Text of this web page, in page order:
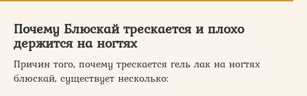
Почему Блюскай трескается и плохо
держится на ногтях
Причин того, почему трескается гель лак на ногтях
блюскай, существует несколько: